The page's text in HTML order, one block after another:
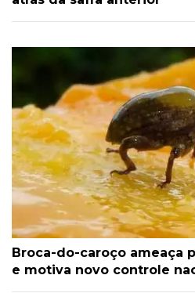
Broca-do-caroço ameaça
e motiva novo controle